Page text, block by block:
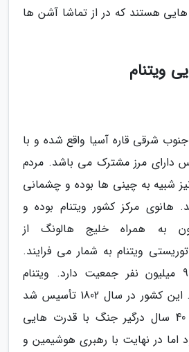
هایی هستند که در از تماشا آشن ها
ویتنام
شرقی قاره آسیا واقع شده و با
دارای مرز مشترک می باشد. مردم
شبیه به چینی ها بوده و چشمانی
هانوی مرکز کشور ویتنام بوده و
به همراه خلیج هالونگ از
ویتنام به شمار می فرایند.
کشور ویتنام حدود 90 میلیون نفر جمعیت دارد. ویتنام
تاریخی غم انگیز دارد. این کشور در سال 1802 تأسیس شد
اما متأسفانه بیش از 40 سال درگیر جنگ با قدرت هایی
اما در نهایت با رهبری هوشیمین و